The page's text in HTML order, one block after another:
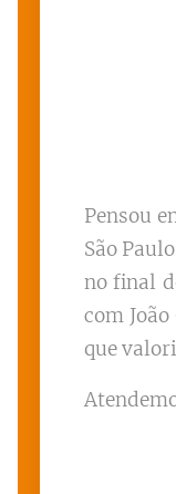
Pensou
São
no final
com
que